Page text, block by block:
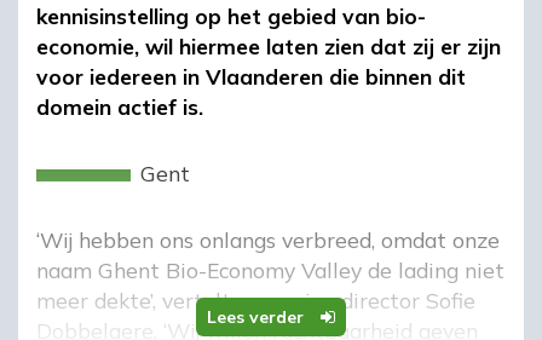
Lees verder
kennisinstelling op het gebied van bio-
economie, wil hiermee laten zien dat zij er zijn
voor iedereen in Vlaanderen die binnen dit
domein actief is.
Gent
‘Wij hebben ons onlangs verbreed, omdat onze
naam Ghent Bio-Economy Valley de lading niet
meer dekte’, vertelt managing director Sofie
Dobbelaere. ‘Wij willen ruchtbaarheid geven